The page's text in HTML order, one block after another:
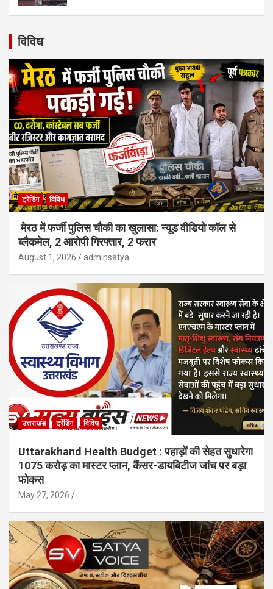
विविध
ट्रेंडिंग विविध
मेरठ में फर्जी पुलिस चौकी का खुलासा: न्यूड वीडियो कॉल से
ब्लैकमेल, 2 आरोपी गिरफ्तार, 2 फरार
August 1, 2026 adminsatya
उत्तराखंड ट्रेंडिंग विविध
Uttarakhand Health Budget : पहाड़ों की सेहत सुधारेगा
1075 करोड़ का मास्टर प्लान, कैंसर-डायबिटीज जांच पर बड़ा
फोकस
May 27, 2026